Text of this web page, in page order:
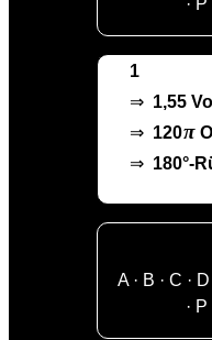
· P
1
⇒ 1,55
⇒ 120π
⇒ 180°-
A· B ·C · D
· P